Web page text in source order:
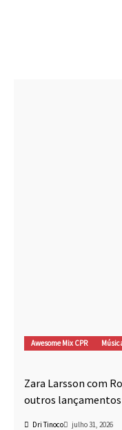
Awesome Mix CPR
Zara Larsson com
outros lançamentos
Dri Tinoco julho 31, 2026